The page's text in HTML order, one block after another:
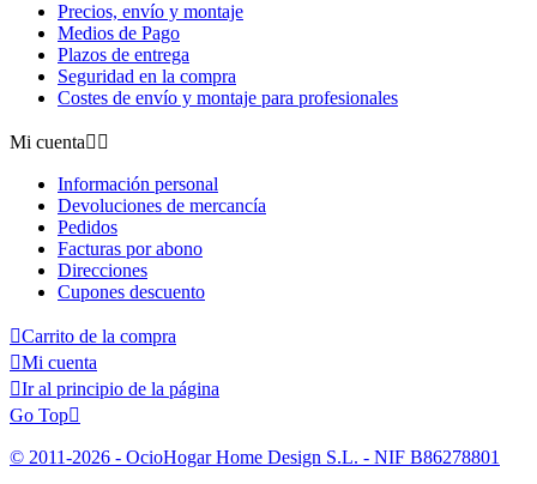
Precios, envío y montaje
Medios de Pago
Plazos de entrega
Seguridad en la compra
Costes de envío y montaje para profesionales
Mi cuenta 
Información personal
Devoluciones de mercancía
Pedidos
Facturas por abono
Direcciones
Cupones descuento
Carrito de la compra
Mi cuenta
Ir al principio de la página
Go Top
© 2011-2026 - OcioHogar Home Design S.L. - NIF B86278801